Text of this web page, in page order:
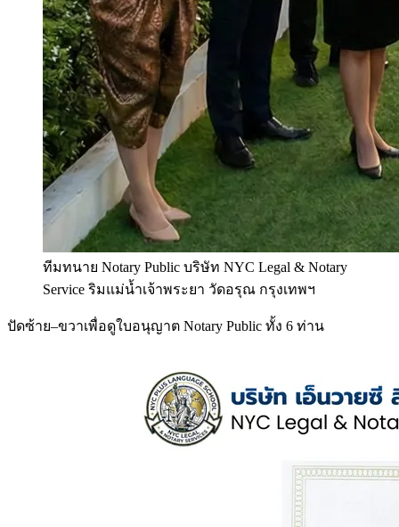
ทีมทนาย Notary Public บริษัท NYC Legal & Notary
Service ริมแม่น้ำเจ้าพระยา วัดอรุณ กรุงเทพฯ
ปัดซ้าย–ขวาเพื่อดูใบอนุญาต Notary Public ทั้ง 6 ท่าน